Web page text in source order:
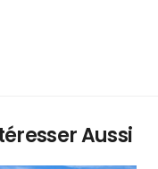
Aussi